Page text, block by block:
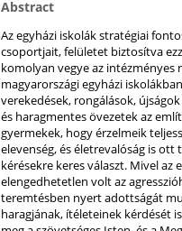
Abstract
Az egyházi iskolák stratégiai
csoportjait, felületet biztosítva
komolyan vegye az intézményes
magyarországi egyházi
verekedések, rongálások,
és haragmentes övezetek az
gyermekek, hogy érzelmeik
elevenség, és életrevalóság is ott
kérésekre keres választ. Mivel
elengedhetetlen volt az
teremtésben nyert adottságát
haragjának, ítéleteinek kérdését